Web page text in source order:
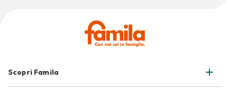
Scopri Famila